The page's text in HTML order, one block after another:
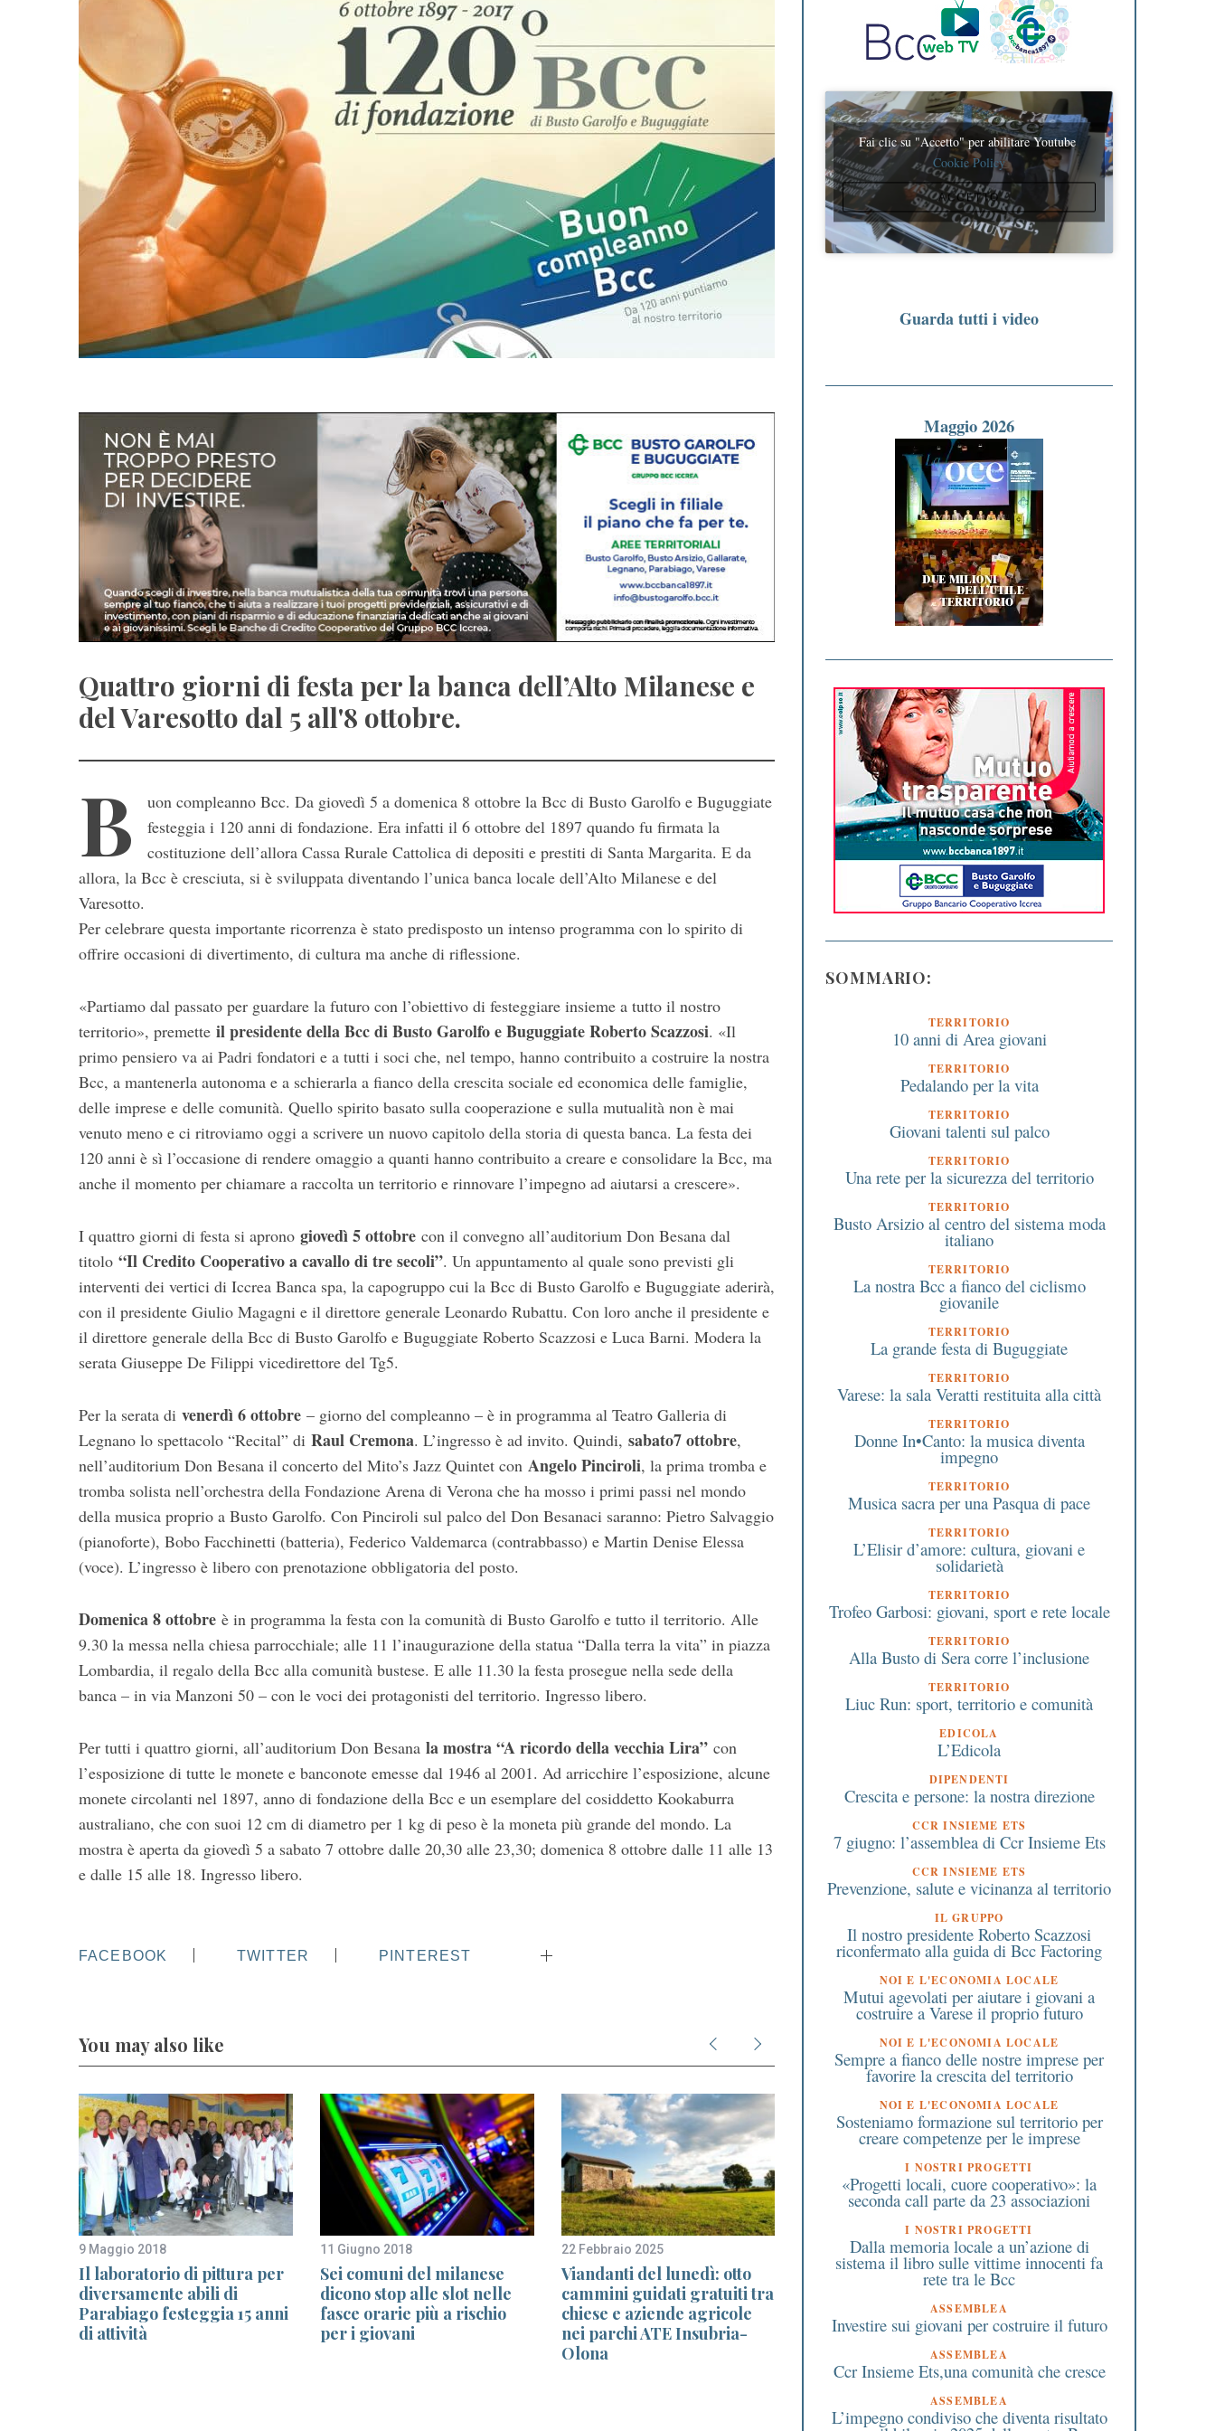
Quattro giorni di festa per la banca dell’Alto Milanese e
del Varesotto dal 5 all'8 ottobre.
B
uon compleanno Bcc. Da giovedì 5 a domenica 8 ottobre la Bcc di Busto Garolfo e Buguggiate
festeggia i 120 anni di fondazione. Era infatti il 6 ottobre del 1897 quando fu firmata la
costituzione dell’allora Cassa Rurale Cattolica di depositi e prestiti di Santa Margarita. E da
allora, la Bcc è cresciuta, si è sviluppata diventando l’unica banca locale dell’Alto Milanese e del
Varesotto.
Per celebrare questa importante ricorrenza è stato predisposto un intenso programma con lo spirito di
offrire occasioni di divertimento, di cultura ma anche di riflessione.
«Partiamo dal passato per guardare la futuro con l’obiettivo di festeggiare insieme a tutto il nostro
territorio», premette il presidente della Bcc di Busto Garolfo e Buguggiate Roberto Scazzosi. «Il
primo pensiero va ai Padri fondatori e a tutti i soci che, nel tempo, hanno contribuito a costruire la nostra
Bcc, a mantenerla autonoma e a schierarla a fianco della crescita sociale ed economica delle famiglie,
delle imprese e delle comunità. Quello spirito basato sulla cooperazione e sulla mutualità non è mai
venuto meno e ci ritroviamo oggi a scrivere un nuovo capitolo della storia di questa banca. La festa dei
120 anni è sì l’occasione di rendere omaggio a quanti hanno contribuito a creare e consolidare la Bcc, ma
anche il momento per chiamare a raccolta un territorio e rinnovare l’impegno ad aiutarsi a crescere».
I quattro giorni di festa si aprono giovedì 5 ottobre con il convegno all’auditorium Don Besana dal
titolo “Il Credito Cooperativo a cavallo di tre secoli”. Un appuntamento al quale sono previsti gli
interventi dei vertici di Iccrea Banca spa, la capogruppo cui la Bcc di Busto Garolfo e Buguggiate aderirà,
con il presidente Giulio Magagni e il direttore generale Leonardo Rubattu. Con loro anche il presidente e
il direttore generale della Bcc di Busto Garolfo e Buguggiate Roberto Scazzosi e Luca Barni. Modera la
serata Giuseppe De Filippi vicedirettore del Tg5.
Per la serata di venerdì 6 ottobre – giorno del compleanno – è in programma al Teatro Galleria di
Legnano lo spettacolo “Recital” di Raul Cremona. L’ingresso è ad invito. Quindi, sabato7 ottobre,
nell’auditorium Don Besana il concerto del Mito’s Jazz Quintet con Angelo Pinciroli, la prima tromba e
tromba solista nell’orchestra della Fondazione Arena di Verona che ha mosso i primi passi nel mondo
della musica proprio a Busto Garolfo. Con Pinciroli sul palco del Don Besanaci saranno: Pietro Salvaggio
(pianoforte), Bobo Facchinetti (batteria), Federico Valdemarca (contrabbasso) e Martin Denise Elessa
(voce). L’ingresso è libero con prenotazione obbligatoria del posto.
Domenica 8 ottobre è in programma la festa con la comunità di Busto Garolfo e tutto il territorio. Alle
9.30 la messa nella chiesa parrocchiale; alle 11 l’inaugurazione della statua “Dalla terra la vita” in piazza
Lombardia, il regalo della Bcc alla comunità bustese. E alle 11.30 la festa prosegue nella sede della
banca – in via Manzoni 50 – con le voci dei protagonisti del territorio. Ingresso libero.
Per tutti i quattro giorni, all’auditorium Don Besana la mostra “A ricordo della vecchia Lira” con
l’esposizione di tutte le monete e banconote emesse dal 1946 al 2001. Ad arricchire l’esposizione, alcune
monete circolanti nel 1897, anno di fondazione della Bcc e un esemplare del cosiddetto Kookaburra
australiano, che con suoi 12 cm di diametro per 1 kg di peso è la moneta più grande del mondo. La
mostra è aperta da giovedì 5 a sabato 7 ottobre dalle 20,30 alle 23,30; domenica 8 ottobre dalle 11 alle 13
e dalle 15 alle 18. Ingresso libero.
FACEBOOK TWITTER PINTEREST
You may also like
9 Maggio 2018
Il laboratorio di pittura per
diversamente abili di
Parabiago festeggia 15 anni
di attività
11 Giugno 2018
Sei comuni del milanese
dicono stop alle slot nelle
fasce orarie più a rischio
per i giovani
22 Febbraio 2025
Viandanti del lunedì: otto
cammini guidati gratuiti tra
chiese e aziende agricole
nei parchi ATE Insubria-
Olona
11 Novembre 2018
Gallarate chiede ai suoi
parchi verdi nel territorio
del Comune
13 Ottobre 2020
Univa: il futuro di
Fai clic su "Accetto" per abilitare Youtube
Cookie Policy
ACCETTO
Guarda tutti i video
Maggio 2026
SOMMARIO:
TERRITORIO
10 anni di Area giovani
TERRITORIO
Pedalando per la vita
TERRITORIO
Giovani talenti sul palco
TERRITORIO
Una rete per la sicurezza del territorio
TERRITORIO
Busto Arsizio al centro del sistema moda
italiano
TERRITORIO
La nostra Bcc a fianco del ciclismo
giovanile
TERRITORIO
La grande festa di Buguggiate
TERRITORIO
Varese: la sala Veratti restituita alla città
TERRITORIO
Donne In•Canto: la musica diventa
impegno
TERRITORIO
Musica sacra per una Pasqua di pace
TERRITORIO
L’Elisir d’amore: cultura, giovani e
solidarietà
TERRITORIO
Trofeo Garbosi: giovani, sport e rete locale
TERRITORIO
Alla Busto di Sera corre l’inclusione
TERRITORIO
Liuc Run: sport, territorio e comunità
EDICOLA
L’Edicola
DIPENDENTI
Crescita e persone: la nostra direzione
CCR INSIEME ETS
7 giugno: l’assemblea di Ccr Insieme Ets
CCR INSIEME ETS
Prevenzione, salute e vicinanza al territorio
IL GRUPPO
Il nostro presidente Roberto Scazzosi
riconfermato alla guida di Bcc Factoring
NOI E L'ECONOMIA LOCALE
Mutui agevolati per aiutare i giovani a
costruire a Varese il proprio futuro
NOI E L'ECONOMIA LOCALE
Sempre a fianco delle nostre imprese per
favorire la crescita del territorio
NOI E L'ECONOMIA LOCALE
Sosteniamo formazione sul territorio per
creare competenze per le imprese
I NOSTRI PROGETTI
«Progetti locali, cuore cooperativo»: la
seconda call parte da 23 associazioni
I NOSTRI PROGETTI
Dalla memoria locale a un’azione di
sistema il libro sulle vittime innocenti fa
rete tra le Bcc
ASSEMBLEA
Investire sui giovani per costruire il futuro
ASSEMBLEA
Ccr Insieme Ets,una comunità che cresce
ASSEMBLEA
L’impegno condiviso che diventa risultato
e
a
h
f
o